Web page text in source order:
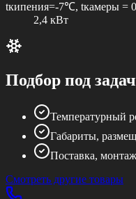
tкипения=-7℃, tкамеры =
2,4 кВт
Подбор под
Температурный
Габариты,
Поставка,
Смотреть другие товары